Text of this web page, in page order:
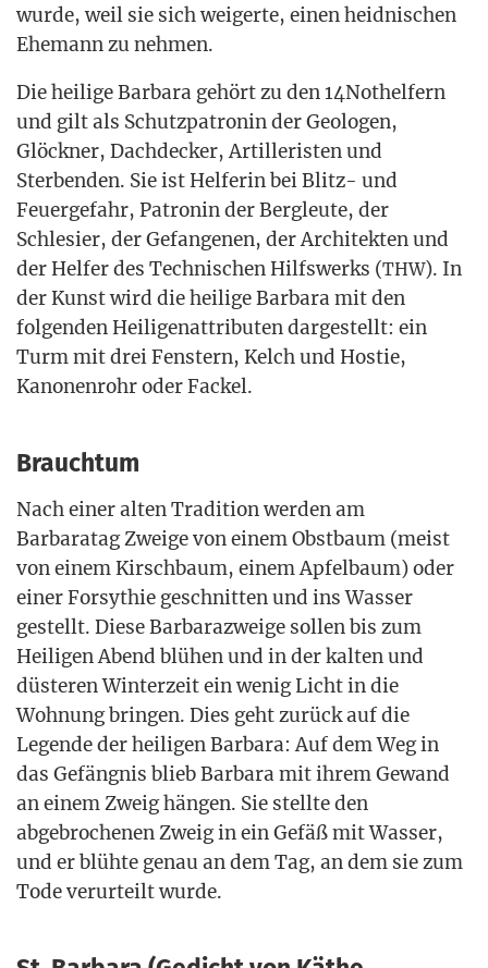
wur­de, weil sie sich wei­ger­te, einen heid­ni­schen
Ehe­mann zu nehmen.
Die hei­li­ge Bar­ba­ra gehört zu den 14Nothelfern
und gilt als Schutz­pa­tro­nin der Geo­lo­gen,
Glöck­ner, Dach­de­cker, Artil­le­ris­ten und
Ster­ben­den. Sie ist Hel­fe­rin bei Blitz- und
Feu­er­ge­fahr, Patro­nin der Berg­leu­te, der
Schle­si­er, der Gefan­ge­nen, der Archi­tek­ten und
der Hel­fer des Tech­ni­schen Hilfs­werks (THW). In
der Kunst wird die hei­li­ge Bar­ba­ra mit den
fol­gen­den Hei­li­gen­at­tri­bu­ten dar­ge­stellt: ein
Turm mit drei Fens­tern, Kelch und Hos­tie,
Kano­nen­rohr oder Fackel.
Brauchtum
Nach einer alten Tra­di­ti­on wer­den am
Bar­bara­tag Zwei­ge von einem Obst­baum (meist
von einem Kirsch­baum, einem Apfel­baum) oder
einer For­sy­thie geschnit­ten und ins Was­ser
gestellt. Die­se Bar­ba­ra­zwei­ge sol­len bis zum
Hei­li­gen Abend blü­hen und in der kal­ten und
düs­te­ren Win­ter­zeit ein wenig Licht in die
Woh­nung brin­gen. Dies geht zurück auf die
Legen­de der hei­li­gen Bar­ba­ra: Auf dem Weg in
das Gefäng­nis blieb Bar­ba­ra mit ihrem Gewand
an einem Zweig hän­gen. Sie stell­te den
abge­bro­che­nen Zweig in ein Gefäß mit Was­ser,
und er blüh­te genau an dem Tag, an dem sie zum
Tode ver­ur­teilt wurde.